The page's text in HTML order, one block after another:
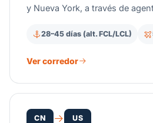
y Nueva York, a través de
días puerta a puerta. Los
socios corredores de aduanas
28–45 días (alt. FCL/LCL)
Ver corredor
CN US